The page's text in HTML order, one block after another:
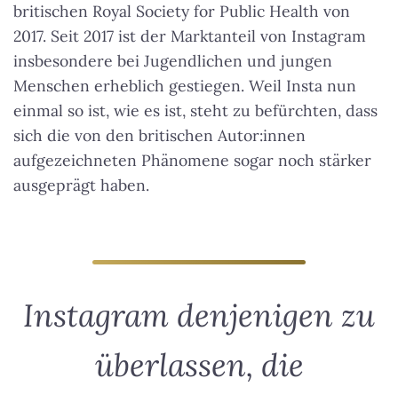
britischen Royal Society for Public Health von
2017. Seit 2017 ist der Marktanteil von Instagram
insbesondere bei Jugendlichen und jungen
Menschen erheblich gestiegen. Weil Insta nun
einmal so ist, wie es ist, steht zu befürchten, dass
sich die von den britischen Autor:innen
aufgezeichneten Phänomene sogar noch stärker
ausgeprägt haben.
Instagram denjenigen zu
überlassen, die